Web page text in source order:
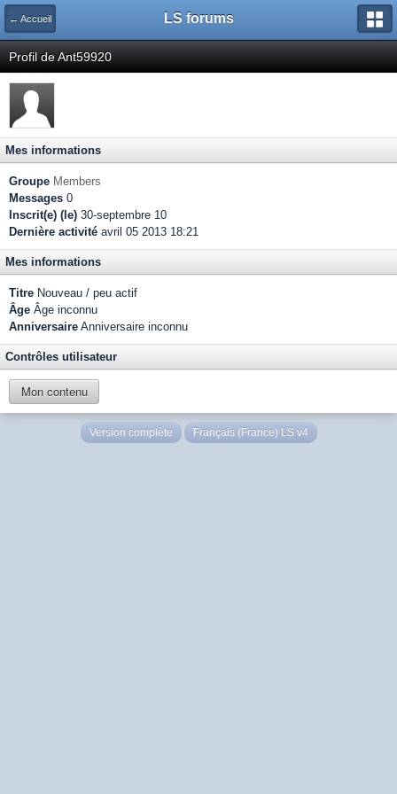
← Accueil LS forums
Profil de Ant59920
Mes informations
Groupe Members
Messages 0
Inscrit(e) (le) 30-septembre 10
Dernière activité avril 05 2013 18:21
Mes informations
Titre Nouveau / peu actif
Âge Âge inconnu
Anniversaire Anniversaire inconnu
Contrôles utilisateur
Mon contenu
Version complète Français (France) LS v4